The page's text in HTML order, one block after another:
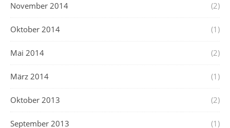
November 2014 (2)
Oktober 2014 (1)
Mai 2014 (2)
März 2014 (1)
Oktober 2013 (2)
September 2013 (1)